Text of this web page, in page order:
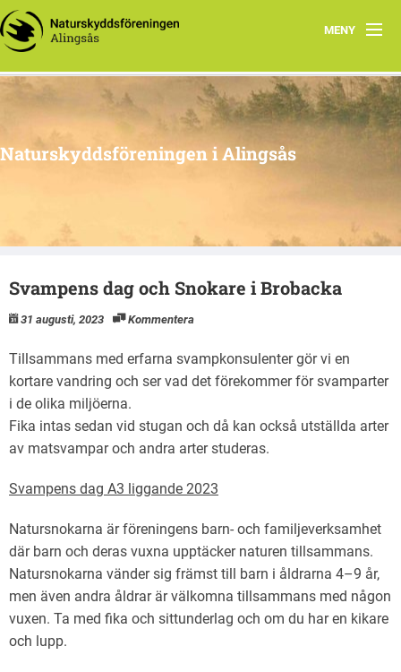
MENY
Aktuellt
Program 2026
Om oss
Naturskyddsföreningen i Alingsås
Svampens dag och Snokare i Brobacka
31 augusti, 2023 Kommentera
Tillsammans med erfarna svampkonsulenter gör vi en
kortare vandring och ser vad det förekommer för svamparter
i de olika miljöerna.
Fika intas sedan vid stugan och då kan också utställda arter
av matsvampar och andra arter studeras.
Svampens dag A3 liggande 2023
Natursnokarna är föreningens barn- och familjeverksamhet
där barn och deras vuxna upptäcker naturen tillsammans.
Natursnokarna vänder sig främst till barn i åldrarna 4–9 år,
men även andra åldrar är välkomna tillsammans med någon
vuxen. Ta med fika och sittunderlag och om du har en kikare
och lupp.